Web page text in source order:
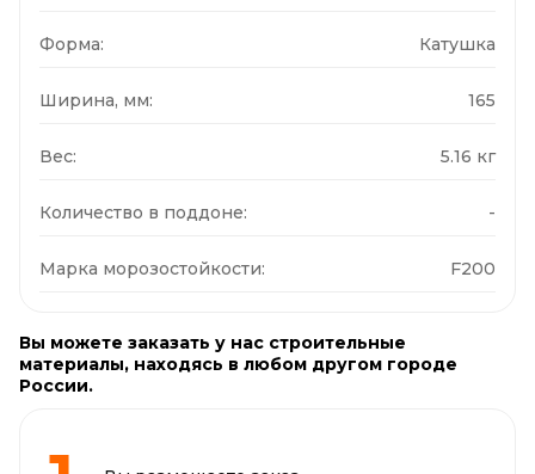
Форма: Катушка
Ширина, мм: 165
Вес: 5.16 кг
Количество в поддоне: -
Марка морозостойкости: F200
Вы можете заказать у нас строительные
материалы, находясь в любом другом городе
России.